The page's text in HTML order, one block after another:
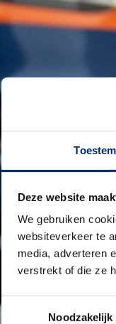
Deze website
We gebruiken
websiteverkeer te
media, adverteren
verstrekt of die ze
Toestemmingsselectie
Noodzakelijk